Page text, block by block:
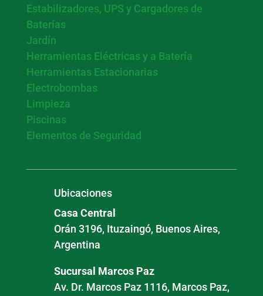
Estabilizadores, UPS y Cargadores de
Baterías
Jardín
Herramientas Eléctricas y a Batería
Herramientas Estacionarias
Electrobombas
Limpieza
Piscinas
Elementos de Seguridad
Ubicaciones
Casa Central
Orán 3196, Ituzaingó, Buenos Aires,
Argentina
Sucursal Marcos Paz
Av. Dr. Marcos Paz 1116, Marcos Paz,